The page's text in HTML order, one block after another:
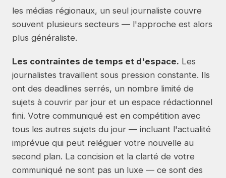
les médias régionaux, un seul journaliste couvre
souvent plusieurs secteurs — l'approche est alors
plus généraliste.
Les contraintes de temps et d'espace. Les
journalistes travaillent sous pression constante. Ils
ont des deadlines serrés, un nombre limité de
sujets à couvrir par jour et un espace rédactionnel
fini. Votre communiqué est en compétition avec
tous les autres sujets du jour — incluant l'actualité
imprévue qui peut reléguer votre nouvelle au
second plan. La concision et la clarté de votre
communiqué ne sont pas un luxe — ce sont des